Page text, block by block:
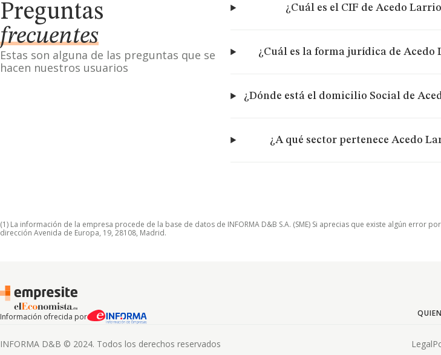
Preguntas
frecuentes
Estas son alguna de las preguntas que se
hacen nuestros usuarios
¿Cuál es el CIF de Acedo
¿Cuál es la forma jurídica de
¿Dónde está el domicilio Social de
¿A qué sector pertenece Acedo
(1) La información de la empresa procede de la base de datos de INFORMA D&B S.A. (SME) Si aprecias que existe algún error
dirección Avenida de Europa, 19, 28108, Madrid.
Información ofrecida por
INFORMA D&B © 2024. Todos los derechos reservados Legal